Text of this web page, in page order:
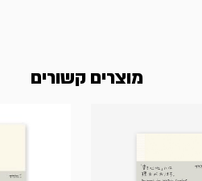
מוצרים קשורים